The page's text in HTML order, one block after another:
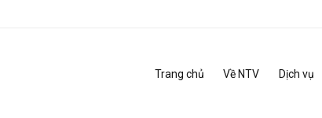
Trang chủ Về NTV Dịch vụ